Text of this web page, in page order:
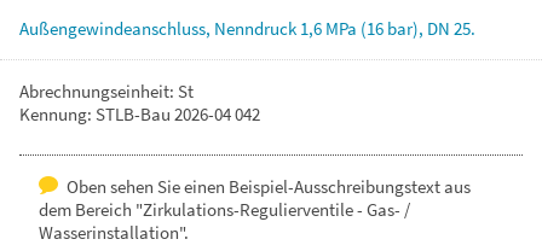
Außengewindeanschluss, Nenndruck 1,6 MPa (16 bar), DN 25.
Abrechnungseinheit: St
Kennung: STLB-Bau 2026-04 042
Oben sehen Sie einen Beispiel-Ausschreibungstext aus
dem Bereich "Zirkulations-Regulierventile - Gas- /
Wasserinstallation".